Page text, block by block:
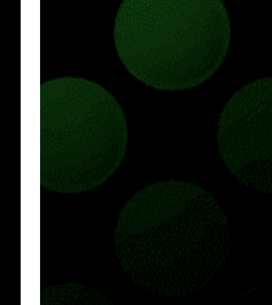
diferentes títulos. Todas estas ventajas se
directamente a la pestaña de Game Pass.
Essential también ahora sumará el acceso a
la Nube de Xbox, el cual nos permitite jugar
una pequeña porción de los juegos de la
suscripción mediante xCloud y más de 600
juegos compatibles si es que los compramos
Propios Juegos). Pueden leer más...